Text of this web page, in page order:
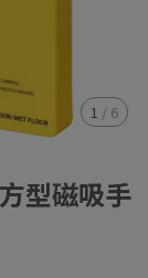
1 / 6
型磁吸手